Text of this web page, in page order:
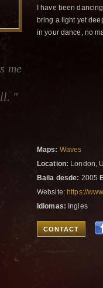
me
"
I have been
bring a light yet
in your dance, no
Maps: Waves
Location: London,
Baila desde: 2005
Website:https://
Idiomas: Ingles
CONTACT